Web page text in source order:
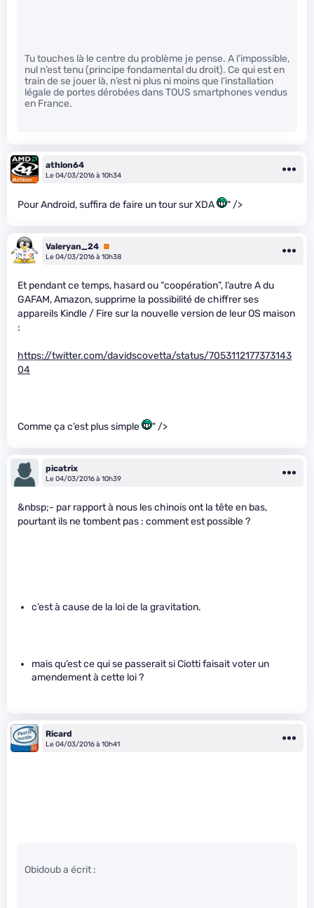
Tu touches là le centre du problème je pense. A l’impossible,
nul n’est tenu (principe fondamental du droit). Ce qui est en
train de se jouer là, n’est ni plus ni moins que l’installation
légale de portes dérobées dans TOUS smartphones vendus
en France.
athlon64
Le 04/03/2016 à 10h34
Pour Android, suffira de faire un tour sur XDA " />
Valeryan_24 Premium
Le 04/03/2016 à 10h38
Et pendant ce temps, hasard ou “coopération”, l’autre A du
GAFAM, Amazon, supprime la possibilité de chiffrer ses
appareils Kindle / Fire sur la nouvelle version de leur OS maison
:
https://twitter.com/davidscovetta/status/7053112177373143
04
Comme ça c’est plus simple " />
picatrix
Le 04/03/2016 à 10h39
&nbsp;- par rapport à nous les chinois ont la tête en bas,
pourtant ils ne tombent pas : comment est possible ?
c’est à cause de la loi de la gravitation.
mais qu’est ce qui se passerait si Ciotti faisait voter un
amendement à cette loi ?
Ricard
Le 04/03/2016 à 10h41
Obidoub a écrit :